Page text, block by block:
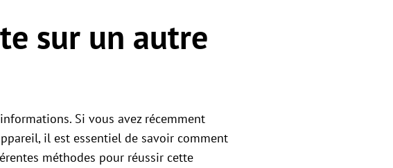
sur un autre
Si vous avez récemment
il est essentiel de savoir comment
méthodes pour réussir cette